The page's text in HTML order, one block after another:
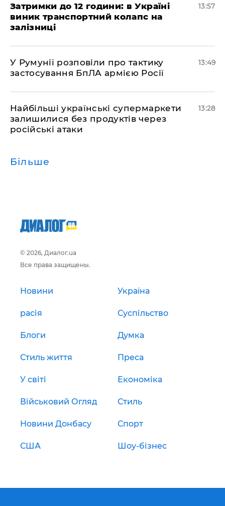
Затримки до 12 години: в Україні
виник транспортний колапс на
залізниці
13:57
У Румунії розповіли про тактику
застосування БпЛА армією Росії
13:49
Найбільші українські супермаркети
залишилися без продуктів через
російські атаки
13:28
Більше
© 2026, Диалог.ua
Все права защищены.
Новини Україна
расія Суспільство
Блоги Думка
Стиль життя Преса
У світі Економіка
Військовий Огляд Стиль
Новини Донбасу Спорт
США Шоу-бізнес